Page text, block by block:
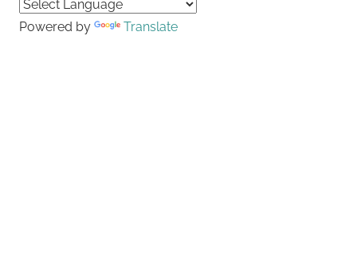
Powered by Translate